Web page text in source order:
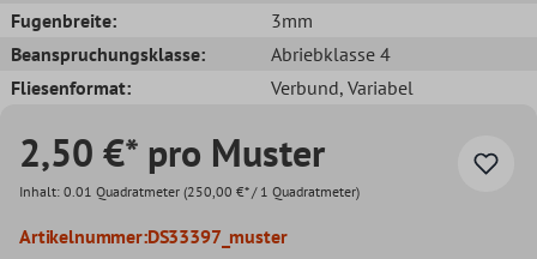
Fugenbreite:
3mm
Beanspruchungsklasse:
Abriebklasse 4
Fliesenformat:
Verbund, Variabel
2,50 €* pro Muster
Inhalt: 0.01 Quadratmeter (250,00 €* / 1 Quadratmeter)
Artikelnummer:DS33397_muster